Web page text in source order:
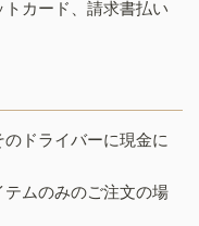
カード、請求書払い
ドライバーに現金に
ムのみのご注文の場